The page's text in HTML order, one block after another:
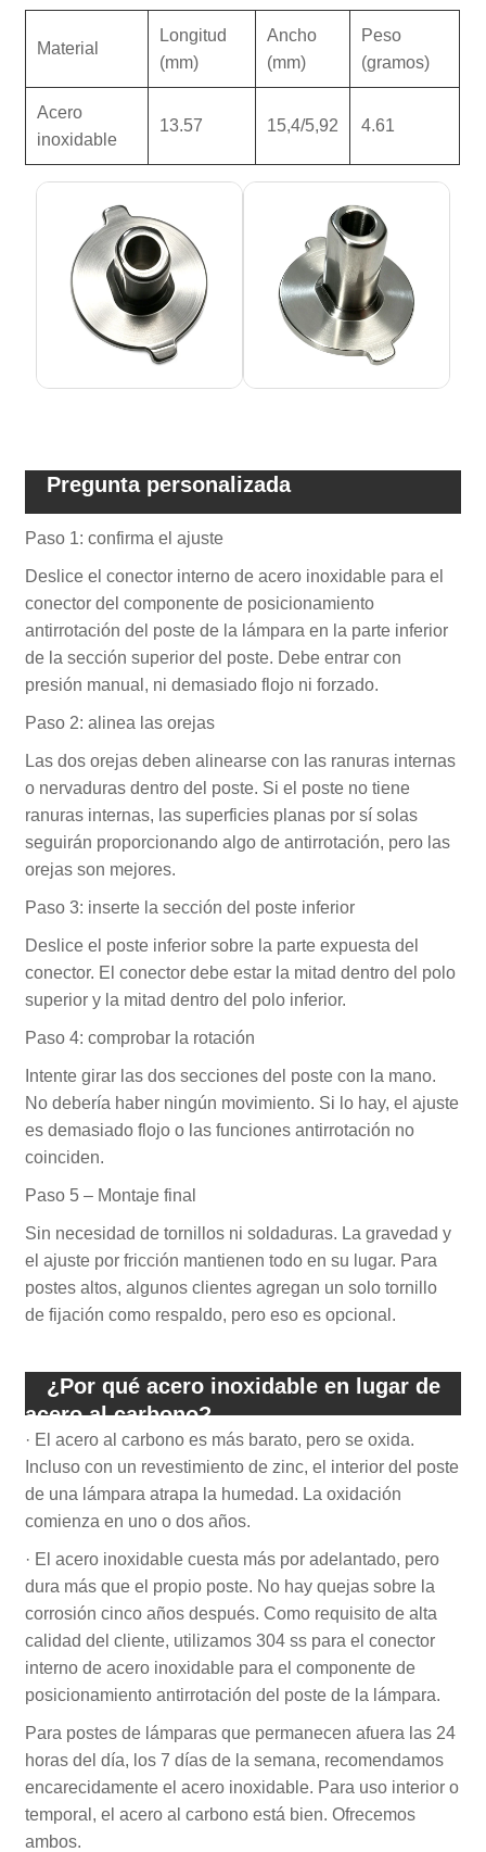
Material
Longitud
(mm)
Ancho
(mm)
Peso
(gramos)
Acero
inoxidable
13.57 15,4/5,92 4.61
Pregunta personalizada
Paso 1: confirma el ajuste
Deslice el conector interno de acero inoxidable para el
conector del componente de posicionamiento
antirrotación del poste de la lámpara en la parte inferior
de la sección superior del poste. Debe entrar con
presión manual, ni demasiado flojo ni forzado.
Paso 2: alinea las orejas
Las dos orejas deben alinearse con las ranuras internas
o nervaduras dentro del poste. Si el poste no tiene
ranuras internas, las superficies planas por sí solas
seguirán proporcionando algo de antirrotación, pero las
orejas son mejores.
Paso 3: inserte la sección del poste inferior
Deslice el poste inferior sobre la parte expuesta del
conector. El conector debe estar la mitad dentro del polo
superior y la mitad dentro del polo inferior.
Paso 4: comprobar la rotación
Intente girar las dos secciones del poste con la mano.
No debería haber ningún movimiento. Si lo hay, el ajuste
es demasiado flojo o las funciones antirrotación no
coinciden.
Paso 5 – Montaje final
Sin necesidad de tornillos ni soldaduras. La gravedad y
el ajuste por fricción mantienen todo en su lugar. Para
postes altos, algunos clientes agregan un solo tornillo
de fijación como respaldo, pero eso es opcional.
¿Por qué acero inoxidable en lugar de
acero al carbono?
· El acero al carbono es más barato, pero se oxida.
Incluso con un revestimiento de zinc, el interior del poste
de una lámpara atrapa la humedad. La oxidación
comienza en uno o dos años.
· El acero inoxidable cuesta más por adelantado, pero
dura más que el propio poste. No hay quejas sobre la
corrosión cinco años después. Como requisito de alta
calidad del cliente, utilizamos 304 ss para el conector
interno de acero inoxidable para el componente de
posicionamiento antirrotación del poste de la lámpara.
Para postes de lámparas que permanecen afuera las 24
horas del día, los 7 días de la semana, recomendamos
encarecidamente el acero inoxidable. Para uso interior o
temporal, el acero al carbono está bien. Ofrecemos
ambos.